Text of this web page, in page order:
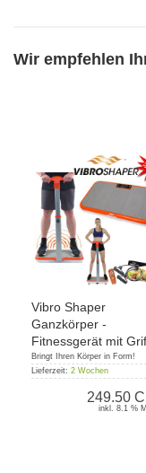
Wir empfehlen
Vibro Shaper
Ganzkörper -
Fitnessgerät mit
Bringt Ihren Körper in Form!
Lieferzeit: 2 Wochen
249.50
inkl. 8.1 %